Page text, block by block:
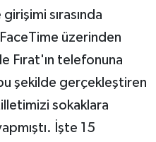
sırasında
üzerinden
Fırat'ın telefonuna
bu şekilde gerçekleştiren
sokaklara
İşte 15